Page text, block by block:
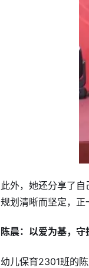
此外，她还分享了
规划清晰而坚定，正
陈晨：以爱为基，守
幼儿保育2301班的